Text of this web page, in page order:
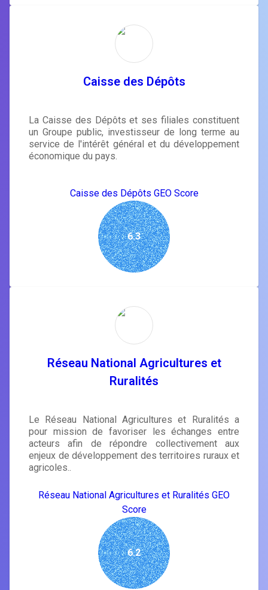
Caisse des Dépôts
La Caisse des Dépôts et ses filiales constituent
un Groupe public, investisseur de long terme au
service de l'intérêt général et du développement
économique du pays.
Caisse des Dépôts GEO Score
6.3
Réseau National Agricultures et
Ruralités
Le Réseau National Agricultures et Ruralités a
pour mission de favoriser les échanges entre
acteurs afin de répondre collectivement aux
enjeux de développement des territoires ruraux et
agricoles..
Réseau National Agricultures et Ruralités GEO
Score
6.2